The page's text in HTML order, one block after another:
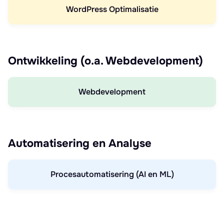
WordPress Optimalisatie
Ontwikkeling (o.a. Webdevelopment)
Webdevelopment
Automatisering en Analyse
Procesautomatisering (AI en ML)